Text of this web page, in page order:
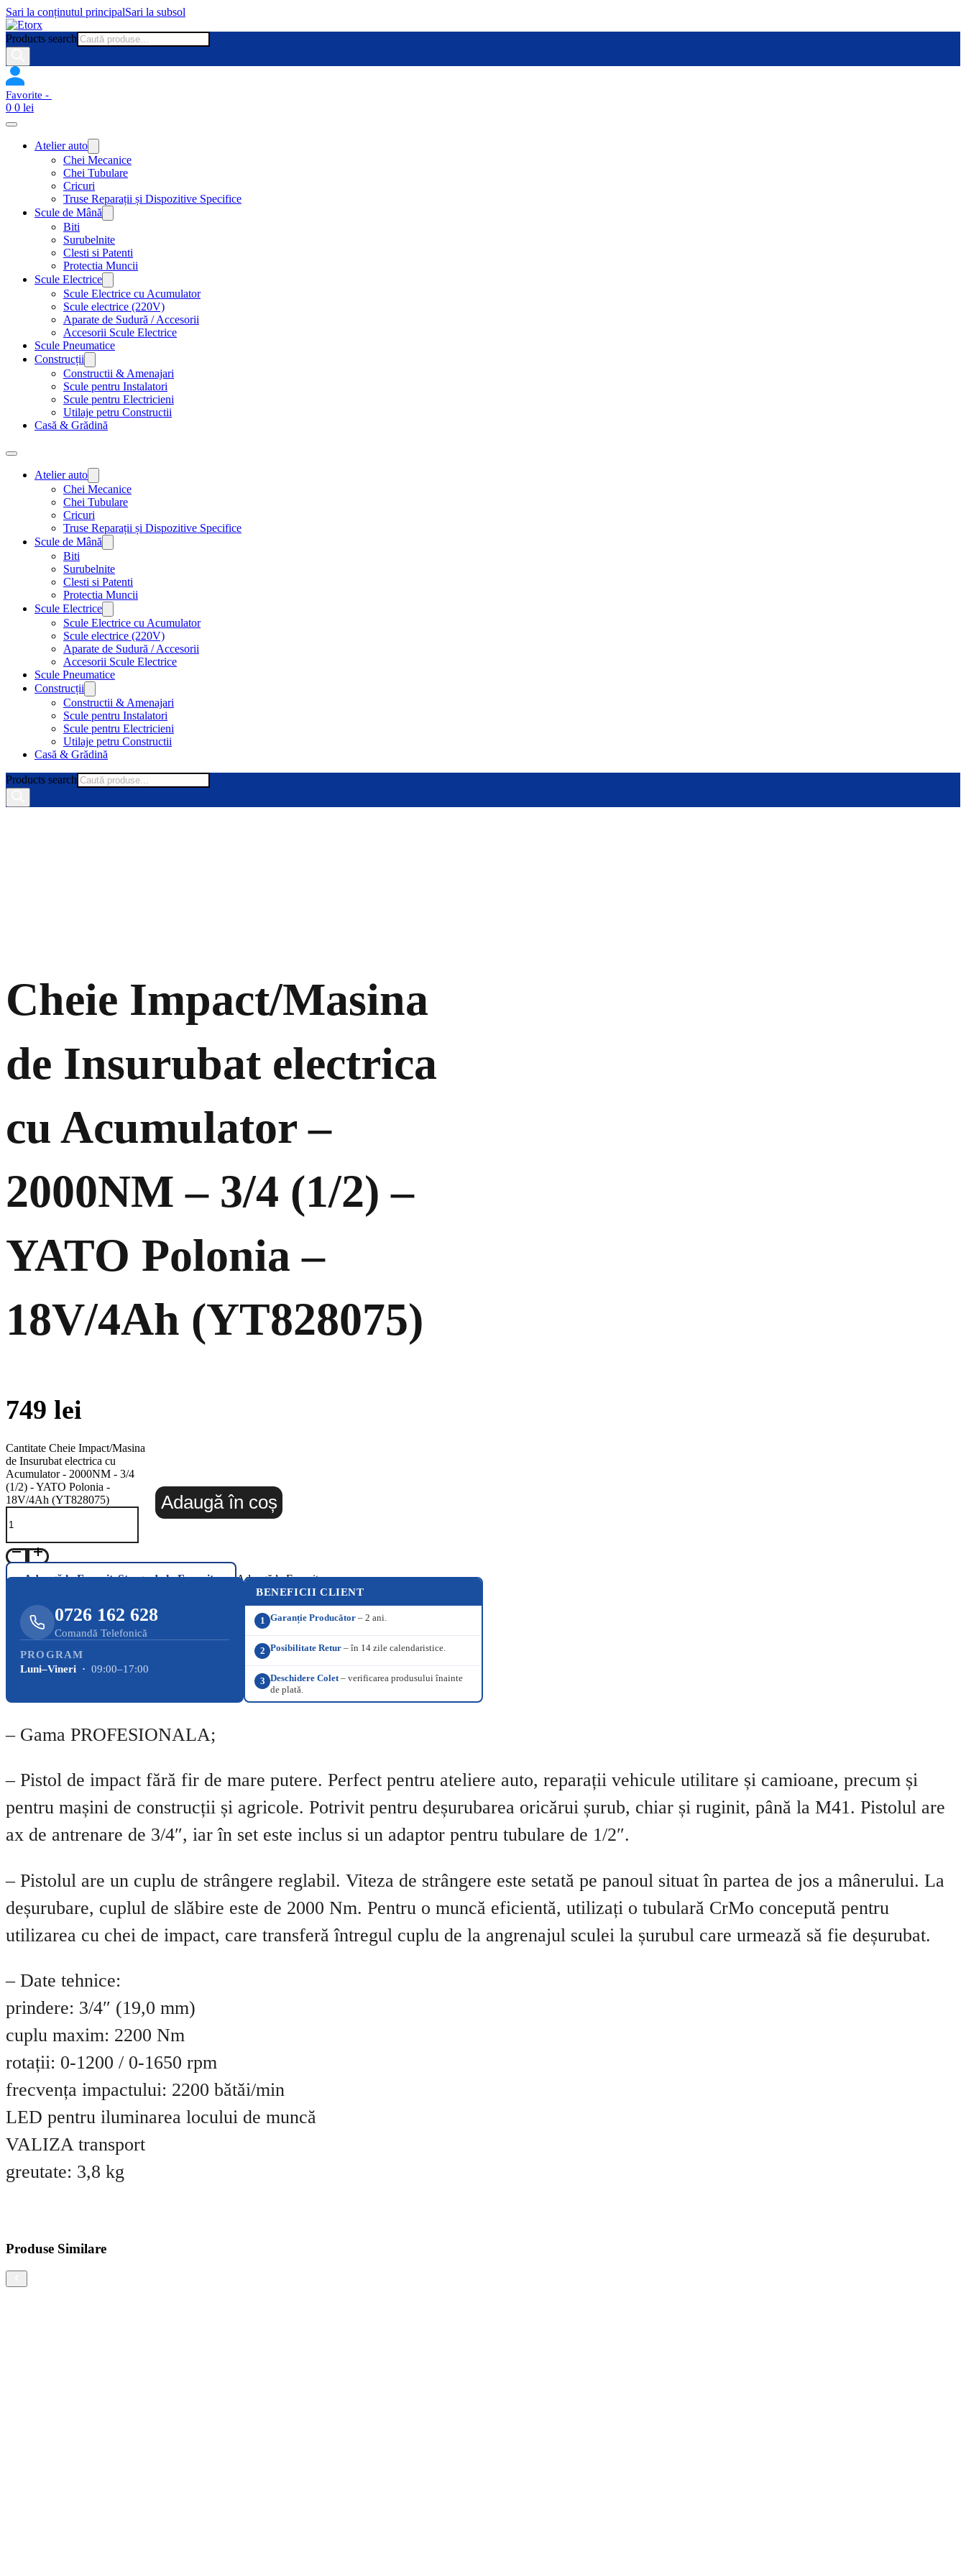
Sari la conținutul principalSari la subsol
Products search
0 0 lei
Atelier auto
Chei Mecanice
Chei Tubulare
Cricuri
Truse Reparații și Dispozitive Specifice
Scule de Mână
Biti
Surubelnite
Clesti si Patenti
Protectia Muncii
Scule Electrice
Scule Electrice cu Acumulator
Scule electrice (220V)
Aparate de Sudură / Accesorii
Accesorii Scule Electrice
Scule Pneumatice
Construcții
Constructii & Amenajari
Scule pentru Instalatori
Scule pentru Electricieni
Utilaje petru Constructii
Casă & Grădină
Atelier auto
Chei Mecanice
Chei Tubulare
Cricuri
Truse Reparații și Dispozitive Specifice
Scule de Mână
Biti
Surubelnite
Clesti si Patenti
Protectia Muncii
Scule Electrice
Scule Electrice cu Acumulator
Scule electrice (220V)
Aparate de Sudură / Accesorii
Accesorii Scule Electrice
Scule Pneumatice
Construcții
Constructii & Amenajari
Scule pentru Instalatori
Scule pentru Electricieni
Utilaje petru Constructii
Casă & Grădină
Products search
Cheie Impact/Masina
de Insurubat electrica
cu Acumulator –
2000NM – 3/4 (1/2) –
YATO Polonia –
18V/4Ah (YT828075)
749 lei
Cantitate Cheie Impact/Masina
de Insurubat electrica cu
Acumulator - 2000NM - 3/4
(1/2) - YATO Polonia -
18V/4Ah (YT828075)
Adaugă în coș
Adaugă la FavoriteȘterge de la Favorite Adaugă la Favorite
0726 162 628
Comandă Telefonică
PROGRAM
Luni–Vineri · 09:00–17:00
BENEFICII CLIENT
1 Garanție Producător – 2 ani.
2 Posibilitate Retur – în 14 zile calendaristice.
3 Deschidere Colet – verificarea produsului înainte
de plată.
– Gama PROFESIONALA;
– Pistol de impact fără fir de mare putere. Perfect pentru ateliere auto, reparații vehicule utilitare și camioane, precum și
pentru mașini de construcții și agricole. Potrivit pentru deșurubarea oricărui șurub, chiar și ruginit, până la M41. Pistolul are
ax de antrenare de 3/4″, iar în set este inclus si un adaptor pentru tubulare de 1/2″.
– Pistolul are un cuplu de strângere reglabil. Viteza de strângere este setată pe panoul situat în partea de jos a mânerului. La
deșurubare, cuplul de slăbire este de 2000 Nm. Pentru o muncă eficientă, utilizați o tubulară CrMo concepută pentru
utilizarea cu chei de impact, care transferă întregul cuplu de la angrenajul sculei la șurubul care urmează să fie deșurubat.
– Date tehnice:
prindere: 3/4″ (19,0 mm)
cuplu maxim: 2200 Nm
rotații: 0-1200 / 0-1650 rpm
frecvența impactului: 2200 bătăi/min
LED pentru iluminarea locului de muncă
VALIZA transport
greutate: 3,8 kg
Produse Similare